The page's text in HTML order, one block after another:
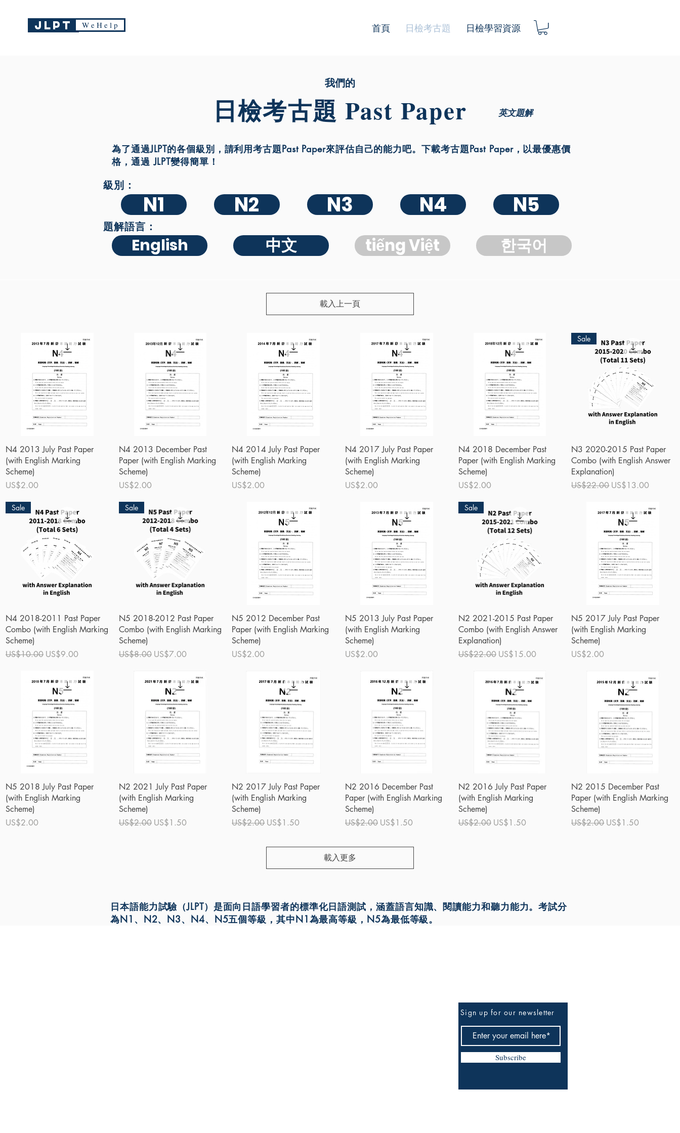
JLPT W e H e l p 首頁 日檢考古題 日檢學習資源
我們的
日檢考古題 Past Paper 英文題解
為了通過JLPT的各個級別，請利用考古題Past Paper來評估自己的能力吧。下載考古題Past Paper，以最優惠價
格，通過 JLPT變得簡單！
級別：
N1 N2 N3 N4 N5
題解語言：
English 中文 tiếng Việt 한국어
載入上一頁
快速瀏覽
N4 2013 July Past Paper
(with English Marking
Scheme)
價格
US$2.00
快速瀏覽
N4 2013 December Past
Paper (with English Marking
Scheme)
價格
US$2.00
快速瀏覽
N4 2014 July Past Paper
(with English Marking
Scheme)
價格
US$2.00
快速瀏覽
N4 2017 July Past Paper
(with English Marking
Scheme)
價格
US$2.00
快速瀏覽
N4 2018 December Past
Paper (with English Marking
Scheme)
價格
US$2.00
快速瀏覽
Sale
N3 2020-2015 Past Paper
Combo (with English Answer
Explanation)
一般價格
US$22.00 促銷價格
US$13.00
快速瀏覽
Sale
N4 2018-2011 Past Paper
Combo (with English Marking
Scheme)
一般價格
US$10.00 促銷價格
US$9.00
快速瀏覽
Sale
N5 2018-2012 Past Paper
Combo (with English Marking
Scheme)
一般價格
US$8.00 促銷價格
US$7.00
快速瀏覽
N5 2012 December Past
Paper (with English Marking
Scheme)
價格
US$2.00
快速瀏覽
N5 2013 July Past Paper
(with English Marking
Scheme)
價格
US$2.00
快速瀏覽
Sale
N2 2021-2015 Past Paper
Combo (with English Answer
Explanation)
一般價格
US$22.00 促銷價格
US$15.00
快速瀏覽
N5 2017 July Past Paper
(with English Marking
Scheme)
價格
US$2.00
快速瀏覽
N5 2018 July Past Paper
(with English Marking
Scheme)
價格
US$2.00
快速瀏覽
N2 2021 July Past Paper
(with English Marking
Scheme)
一般價格
US$2.00 促銷價格
US$1.50
快速瀏覽
N2 2017 July Past Paper
(with English Marking
Scheme)
一般價格
US$2.00 促銷價格
US$1.50
快速瀏覽
N2 2016 December Past
Paper (with English Marking
Scheme)
一般價格
US$2.00 促銷價格
US$1.50
快速瀏覽
N2 2016 July Past Paper
(with English Marking
Scheme)
一般價格
US$2.00 促銷價格
US$1.50
快速瀏覽
N2 2015 December Past
Paper (with English Marking
Scheme)
一般價格
US$2.00 促銷價格
US$1.50
載入更多
日本語能力試驗（JLPT）是面向日語學習者的標準化日語測試，涵蓋語言知識、閱讀能力和聽力能力。考試分
為N1、N2、N3、N4、N5五個等級，其中N1為最高等級，N5為最低等級。
Sign up for our newsletter
Subscribe